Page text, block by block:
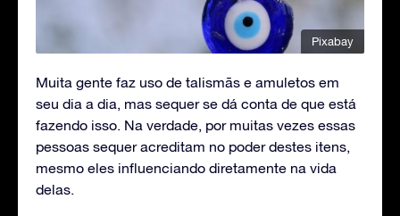
Pixabay
Muita gente faz uso de talismãs e amuletos em
seu dia a dia, mas sequer se dá conta de que está
fazendo isso. Na verdade, por muitas vezes essas
pessoas sequer acreditam no poder destes itens,
mesmo eles influenciando diretamente na vida
delas.